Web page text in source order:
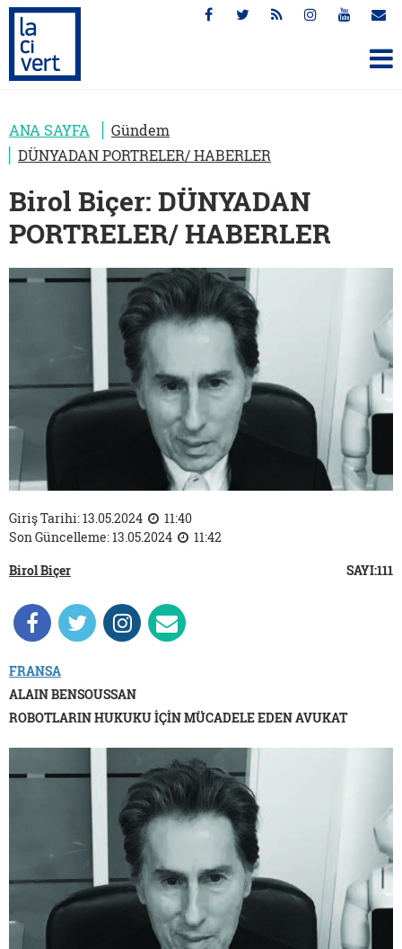
ANA SAYFA
Gündem
DÜNYADAN PORTRELER/ HABERLER
Birol Biçer: DÜNYADAN
PORTRELER/ HABERLER
Giriş Tarihi: 13.05.2024
11:40
Son Güncelleme: 13.05.2024
11:42
Birol Biçer
SAYI:111
FRANSA
ALAIN BENSOUSSAN
ROBOTLARIN HUKUKU İÇİN MÜCADELE EDEN AVUKAT